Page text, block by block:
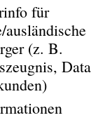
für
ausländische
(z. B.
Data